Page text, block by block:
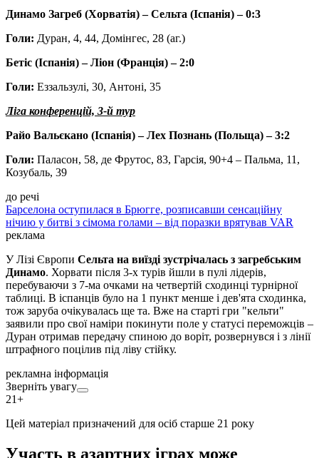
Динамо Загреб (Хорватія) – Сельта (Іспанія) – 0:3
Голи: Дуран, 4, 44, Домінгес, 28 (аг.)
Бетіс (Іспанія) – Ліон (Франція) – 2:0
Голи: Еззальзулі, 30, Антоні, 35
Ліга конференцій, 3-й тур
Райо Вальєкано (Іспанія) – Лех Познань (Польща) – 3:2
Голи: Паласон, 58, де Фрутос, 83, Гарсія, 90+4 – Пальма, 11,
Козубаль, 39
до речі
Барселона оступилася в Брюгге, розписавши сенсаційну
нічию у битві з сімома голами – від поразки врятував VAR
реклама
У Лізі Європи Сельта на виїзді зустрічалась з загребським
Динамо. Хорвати після 3-х турів йшли в пулі лідерів,
перебуваючи з 7-ма очками на четвертій сходинці турнірної
таблиці. В іспанців було на 1 пункт менше і дев'ята сходинка,
тож заруба очікувалась ще та. Вже на старті гри "кельти"
заявили про свої наміри покинути поле у статусі переможців –
Дуран отримав передачу спиною до воріт, розвернувся і з лінії
штрафного поцілив під ліву стійку.
рекламна інформація
Зверніть увагу
21+
Цей матеріал призначений для осіб старше 21 року
Участь в азартних іграх може